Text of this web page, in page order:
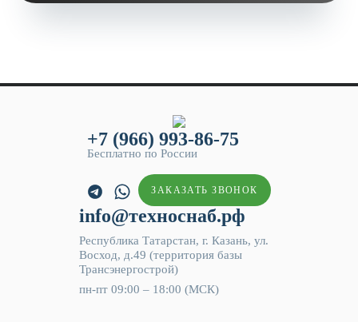
+7 (966) 993-86-75
Бесплатно по России
ЗАКАЗАТЬ ЗВОНОК
info@техноснаб.рф
Республика Татарстан, г. Казань, ул.
Восход, д.49 (территория базы
Трансэнергострой)
пн-пт 09:00 – 18:00 (МСК)